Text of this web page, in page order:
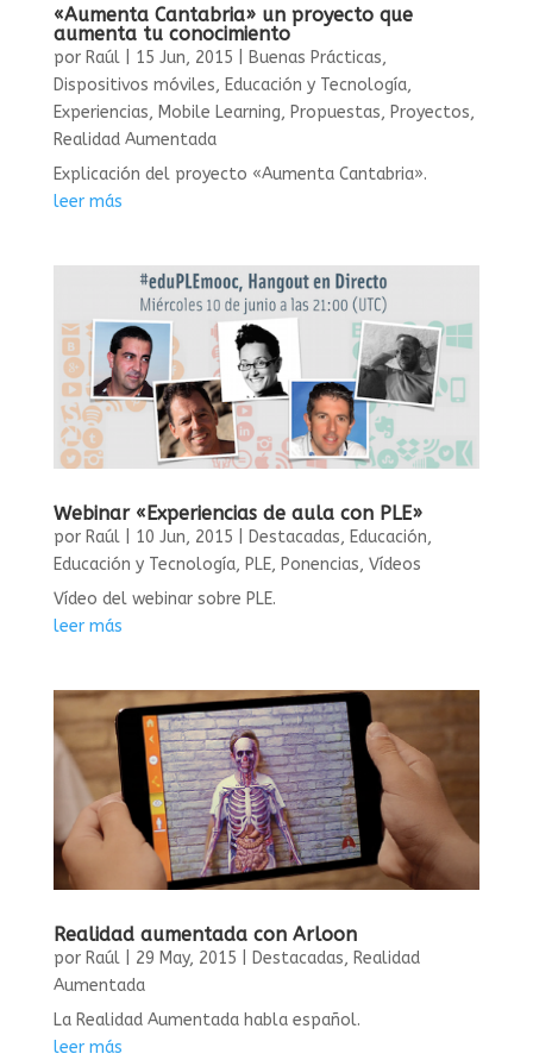
«Aumenta Cantabria» un proyecto que
aumenta tu conocimiento
por Raúl| 15 Jun, 2015 Buenas Prácticas,
Dispositivos móviles, Educación y Tecnología,
Experiencias, Mobile Learning, Propuestas, Proyectos,
Realidad Aumentada
Explicación del proyecto «Aumenta Cantabria».
leer más
Webinar «Experiencias de aula con PLE»
por Raúl| 10 Jun, 2015 Destacadas, Educación,
Educación y Tecnología, PLE, Ponencias, Vídeos
Vídeo del webinar sobre PLE.
leer más
Realidad aumentada con Arloon
por Raúl| 29 May, 2015 Destacadas, Realidad
Aumentada
La Realidad Aumentada habla español.
leer más